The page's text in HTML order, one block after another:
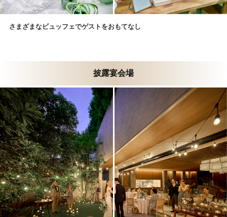
さまざまなビュッフェでゲストをおもてなし
披露宴会場